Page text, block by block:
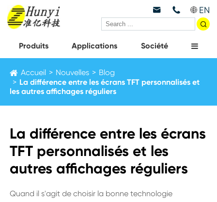
  EN

Produits Applications Société
Accueil Nouvelles
Blog
La différence entre les écrans TFT personnalisés et
les autres affichages réguliers
La différence entre les écrans
TFT personnalisés et les
autres affichages réguliers
Quand il s'agit de choisir la bonne technologie